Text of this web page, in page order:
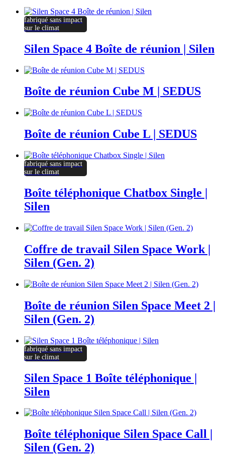
fabriqué sans impact
sur le climat
Silen Space 4 Boîte de réunion | Silen
Boîte de réunion Cube M | SEDUS
Boîte de réunion Cube L | SEDUS
fabriqué sans impact
sur le climat
Boîte téléphonique Chatbox Single |
Silen
Coffre de travail Silen Space Work |
Silen (Gen. 2)
Boîte de réunion Silen Space Meet 2 |
Silen (Gen. 2)
fabriqué sans impact
sur le climat
Silen Space 1 Boîte téléphonique |
Silen
Boîte téléphonique Silen Space Call |
Silen (Gen. 2)